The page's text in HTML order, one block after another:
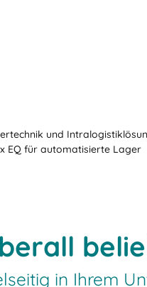
und
EQ für automatisierte Lager
in Ihrem